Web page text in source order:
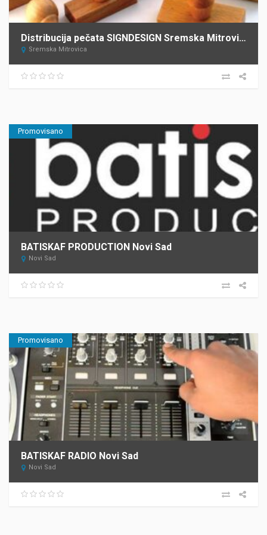
Distribucija pečata SIGNDESIGN Sremska Mitrovica
Sremska Mitrovica
Promovisano
BATISKAF PRODUCTION Novi Sad
Novi Sad
Promovisano
BATISKAF RADIO Novi Sad
Novi Sad